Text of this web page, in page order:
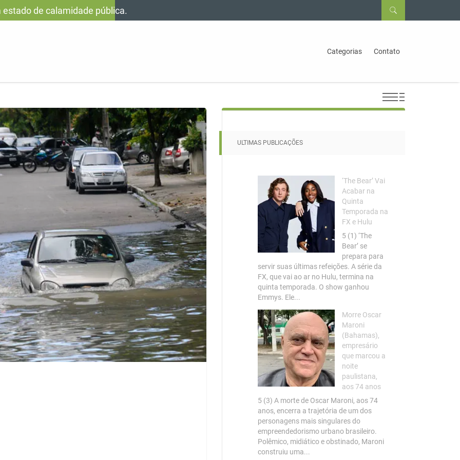
de calamidade pública.
Categorias Contato
ULTIMAS PUBLICAÇÕES
‘The Bear’ Vai
Acabar na
Quinta
Temporada na
FX e Hulu
5 (1) ‘The
Bear’ se
prepara para
servir suas últimas refeições. A série da
FX, que vai ao ar no Hulu, termina na
quinta temporada. O show ganhou
Emmys. Ele...
Morre Oscar
Maroni
(Bahamas),
empresário
que marcou a
noite
paulistana,
aos 74 anos
5 (3) A morte de Oscar Maroni, aos 74
anos, encerra a trajetória de um dos
personagens mais singulares do
empreendedorismo urbano brasileiro.
Polêmico, midiático e obstinado, Maroni
construiu uma...